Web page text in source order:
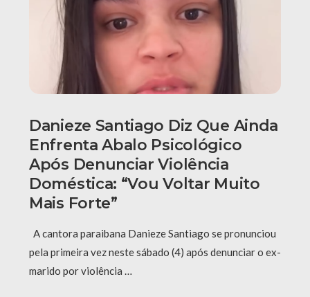
Danieze Santiago Diz Que Ainda
Enfrenta Abalo Psicológico
Após Denunciar Violência
Doméstica: “Vou Voltar Muito
Mais Forte”
A cantora paraibana Danieze Santiago se pronunciou
pela primeira vez neste sábado (4) após denunciar o ex-
marido por violência …